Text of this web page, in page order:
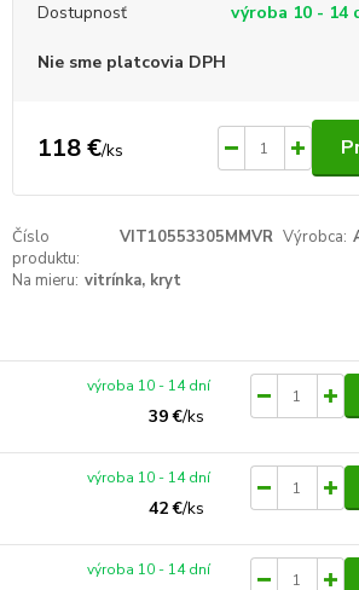
Dostupnosť výroba 10 - 14
Nie sme platcovia DPH
118 €/ks
Číslo
produktu:
VIT10553305MMVR Výrobca:
Na mieru: vitrínka, kryt
39 €/ks
výroba 10 - 14 dní
42 €/ks
výroba 10 - 14 dní
výroba 10 - 14 dní